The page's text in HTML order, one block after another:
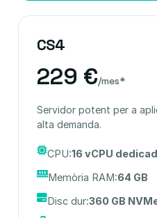
CS4
229 €/mes*
Servidor potent per a
alta demanda.
CPU:16 vCPU
Memòria RAM:64 GB
Disc dur:360 GB